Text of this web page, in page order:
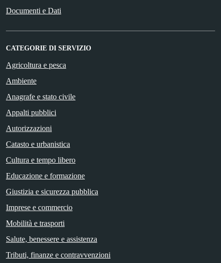
Documenti e Dati
CATEGORIE DI SERVIZIO
Agricoltura e pesca
Ambiente
Anagrafe e stato civile
Appalti pubblici
Autorizzazioni
Catasto e urbanistica
Cultura e tempo libero
Educazione e formazione
Giustizia e sicurezza pubblica
Imprese e commercio
Mobilità e trasporti
Salute, benessere e assistenza
Tributi, finanze e contravvenzioni